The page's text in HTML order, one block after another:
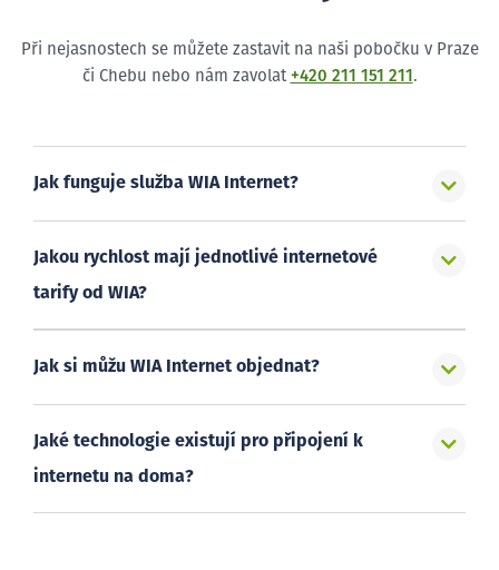
Při nejasnostech se můžete zastavit na naši pobočku v Praze
či Chebu nebo nám zavolat +420 211 151 211 .
Jak funguje služba WIA Internet?
Jakou rychlost mají jednotlivé internetové
tarify od WIA?
Jak si můžu WIA Internet objednat?
Jaké technologie existují pro připojení k
internetu na doma?